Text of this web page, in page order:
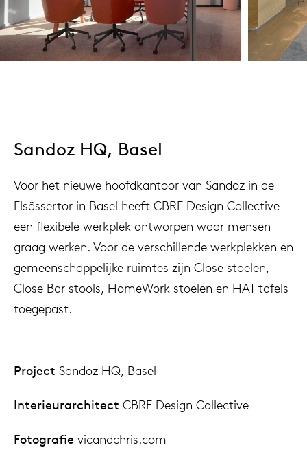
Sandoz HQ, Basel
Voor het nieuwe hoofdkantoor van Sandoz in de
Elsässertor in Basel heeft CBRE Design Collective
een flexibele werkplek ontworpen waar mensen
graag werken. Voor de verschillende werkplekken en
gemeenschappelijke ruimtes zijn Close stoelen,
Close Bar stools, HomeWork stoelen en HAT tafels
toegepast.
Project Sandoz HQ, Basel
Interieurarchitect CBRE Design Collective
Fotografie vicandchris.com